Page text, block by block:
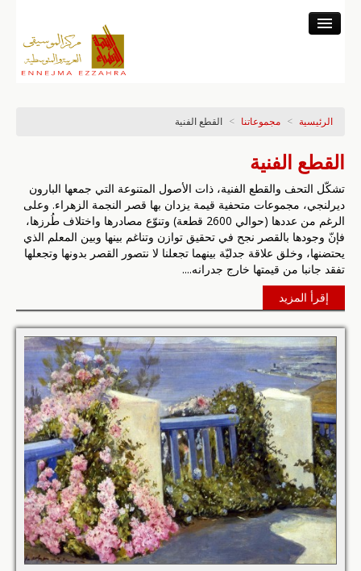
خزينة التسجيلات
النشاط الموسيقي
البرنامج والتذاكر
الرئيسية > مجموعاتنا > القطع الفنية
القطع الفنية
تشكّل التحف والقطع الفنية، ذات الأصول المتنوعة التي جمعها البارون
ديرلنجي، مجموعات متحفية قيمة يزدان بها قصر النجمة الزهراء. وعلى
الرغم من عددها (حوالي 2600 قطعة) وتنوّع مصادرها واختلاف طُرزها،
فإنّ وجودها بالقصر نجح في تحقيق توازن وتناغم بينها وبين المعلم الذي
يحتضنها، وخلق علاقة جدليّة بينهما تجعلنا لا نتصور القصر بدونها وتجعلها
تفقد جانبا من قيمتها خارج جدرانه....
إقرأ المزيد